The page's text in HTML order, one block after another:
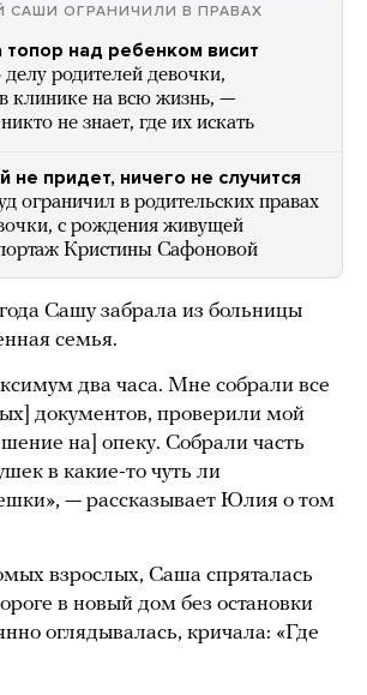
САШИ ОГРАНИЧИЛИ В ПРАВАХ
топор над ребенком висит
родителей девочки,
клинике на всю жизнь, —
не знает, где их искать
не придет, ничего не случится
ограничил в родительских правах
с рождения живущей
Кристины Сафоновой
Сашу забрала из больницы
семья.
два часа. Мне собрали все
документов, проверили мой
на] опеку. Собрали часть
в какие-то чуть ли
— рассказывает Юлия о том
взрослых, Саша спряталась
в новый дом без остановки
оглядывалась, кричала: «Где